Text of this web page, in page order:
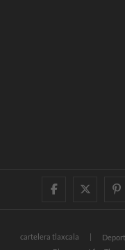
facebook
cartelera tlaxcala